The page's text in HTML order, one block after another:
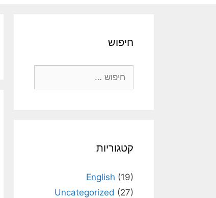
חיפוש
קטגוריות
English (19)
Uncategorized (27)